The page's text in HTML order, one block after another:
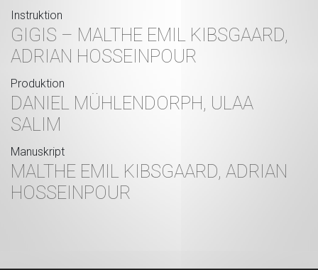
Instruktion
GIGIS – MALTHE EMIL KIBSGAARD,
ADRIAN HOSSEINPOUR
Produktion
DANIEL MÜHLENDORPH, ULAA
SALIM
Manuskript
MALTHE EMIL KIBSGAARD, ADRIAN
HOSSEINPOUR